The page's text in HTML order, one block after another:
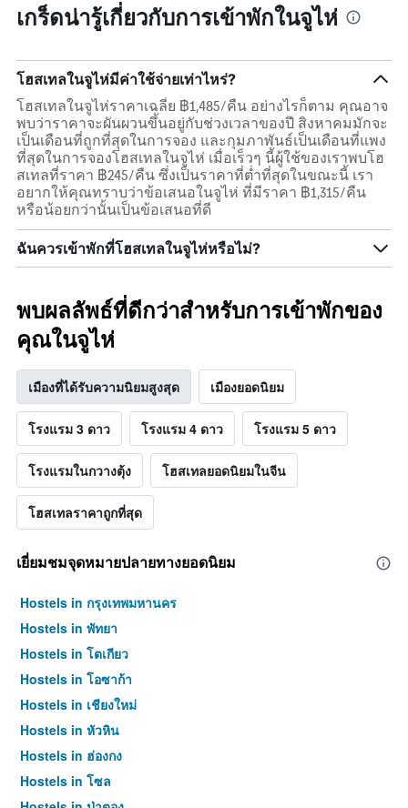
เกร็ดน่ารู้เกี่ยวกับการเข้าพักในจูไห่
โฮสเทลในจูไห่มีค่าใช้จ่ายเท่าไหร่?
โฮสเทลในจูไห่ราคาเฉลี่ย ฿1,485/คืน อย่างไรก็ตาม คุณอาจ
พบว่าราคาจะผันผวนขึ้นอยู่กับช่วงเวลาของปี สิงหาคมมักจะ
เป็นเดือนที่ถูกที่สุดในการจอง และกุมภาพันธ์เป็นเดือนที่แพง
ที่สุดในการจองโฮสเทลในจูไห่ เมื่อเร็วๆ นี้ผู้ใช้ของเราพบโฮ
สเทลที่ราคา ฿245/คืน ซึ่งเป็นราคาที่ต่ำที่สุดในขณะนี้ เรา
อยากให้คุณทราบว่าข้อเสนอในจูไห่ ที่มีราคา ฿1,315/คืน
หรือน้อยกว่านั้นเป็นข้อเสนอที่ดี
ฉันควรเข้าพักที่โฮสเทลในจูไห่หรือไม่?
พบผลลัพธ์ที่ดีกว่าสำหรับการเข้าพักของ
คุณในจูไห่
เมืองที่ได้รับความนิยมสูงสุด เมืองยอดนิยม
โรงแรม 3 ดาว โรงแรม 4 ดาว โรงแรม 5 ดาว
โรงแรมในกวางตุ้ง โฮสเทลยอดนิยมในจีน
โฮสเทลราคาถูกที่สุด
เยี่ยมชมจุดหมายปลายทางยอดนิยม
Hostels in กรุงเทพมหานคร
Hostels in พัทยา
Hostels in โตเกียว
Hostels in โอซาก้า
Hostels in เชียงใหม่
Hostels in หัวหิน
Hostels in ฮ่องกง
Hostels in โซล